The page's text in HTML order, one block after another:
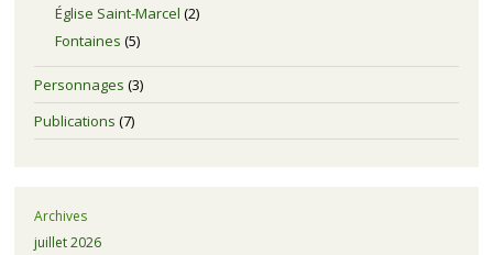
Église Saint-Marcel (2)
Fontaines (5)
Personnages (3)
Publications (7)
Archives
juillet 2026